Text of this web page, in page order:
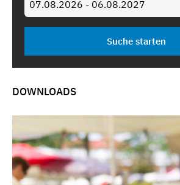
DOWNLOADS